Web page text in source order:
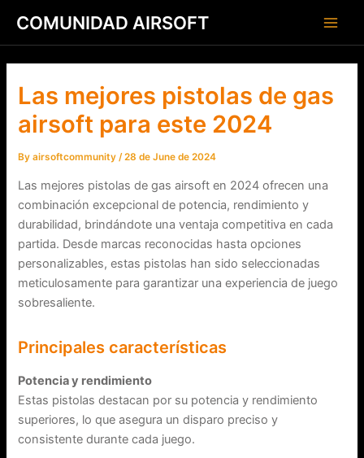
content
COMUNIDAD AIRSOFT
Main
Las mejores pistolas de gas
airsoft para este 2024
Byairsoftcommunity/28 de June de 2024
Las mejores pistolas de gas airsoft en 2024 ofrecen una
combinación excepcional de potencia, rendimiento y
durabilidad, brindándote una ventaja competitiva en cada
partida. Desde marcas reconocidas hasta opciones
personalizables, estas pistolas han sido seleccionadas
meticulosamente para garantizar una experiencia de juego
sobresaliente.
Principales características
Potencia y rendimiento
Estas pistolas destacan por su potencia y rendimiento
superiores, lo que asegura un disparo preciso y
consistente durante cada juego.
navigation